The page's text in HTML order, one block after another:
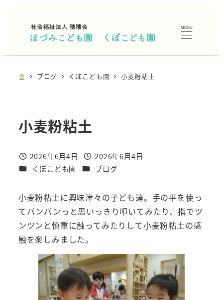
コ
MENU
ブログ くぼこども園 小麦粉粘土
小麦粉粘土
投稿日
2026年6月4日
投稿日
2026年6月4日
カテゴリー
くぼこども園 カテゴリー
ブログ
小麦粉粘土に興味津々の子ども達。手の平を使っ
てバンバンっと思いっきり叩いてみたり、指でツ
ンツンと慎重に触ってみたりして小麦粉粘土の感
触を楽しみました。